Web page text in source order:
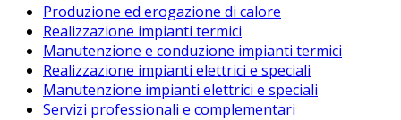
Produzione ed erogazione di calore
Realizzazione impianti termici
Manutenzione e conduzione impianti termici
Realizzazione impianti elettrici e speciali
Manutenzione impianti elettrici e speciali
Servizi professionali e complementari